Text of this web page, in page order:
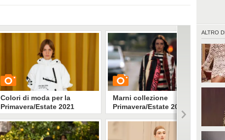
ALTRO DI
Colori di moda per la
Primavera/Estate 2021
Marni collezione
Primavera/Estate 2021